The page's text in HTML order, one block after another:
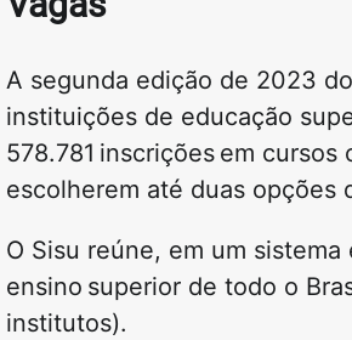
A segunda edição de 2023
instituições de educação
578.781 inscrições em
escolherem até duas opções
O Sisu reúne, em um
ensino superior de todo o
institutos).